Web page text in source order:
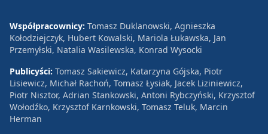
Współpracownicy: Tomasz Duklanowski, Agnieszka
Kołodziejczyk, Hubert Kowalski, Mariola Łukawska, Jan
Przemyłski, Natalia Wasilewska, Konrad Wysocki
Publicyści: Tomasz Sakiewicz, Katarzyna Gójska, Piotr
Lisiewicz, Michał Rachoń, Tomasz Łysiak, Jacek Liziniewicz,
Piotr Nisztor, Adrian Stankowski, Antoni Rybczyński, Krzysztof
Wołodźko, Krzysztof Karnkowski, Tomasz Teluk, Marcin
Herman